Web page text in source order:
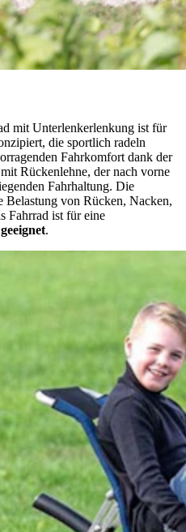
mit Unterlenkerlenkung ist für
die sportlich radeln
Fahrkomfort dank der
Rückenlehne, der nach vorne
Fahrhaltung. Die
von Rücken, Nacken,
Fahrrad ist für eine
.